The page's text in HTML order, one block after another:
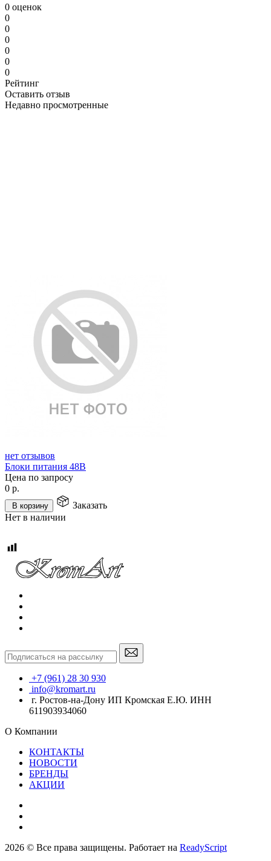
0 оценок
0
0
0
0
0
0
Рейтинг
Оставить отзыв
Недавно просмотренные
нет отзывов
Блоки питания 48В
Цена по запросу
0 р.
В корзину
Заказать
Нет в наличии
+7 (961) 28 30 930
info@kromart.ru
г. Ростов-на-Дону ИП Кромская Е.Ю. ИНН
611903934060
О Компании
КОНТАКТЫ
НОВОСТИ
БРЕНДЫ
АКЦИИ
2026 © Все права защищены. Работает на ReadyScript